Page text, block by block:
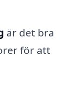
är det bra
för att